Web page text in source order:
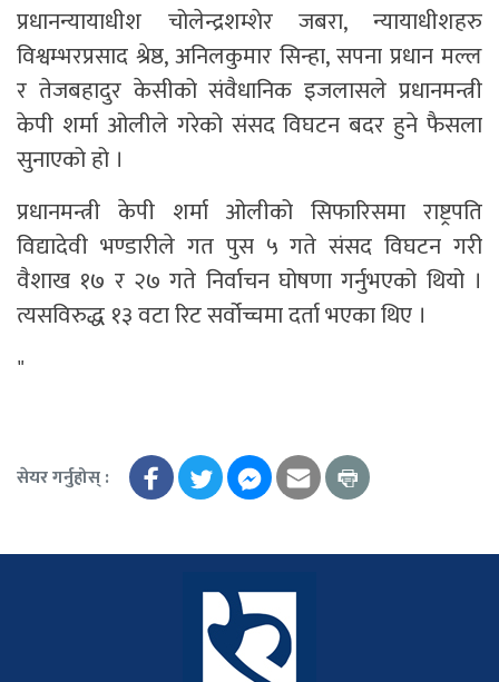
प्रधानन्यायाधीश चोलेन्द्रशम्शेर जबरा, न्यायाधीशहरु
विश्वम्भरप्रसाद श्रेष्ठ, अनिलकुमार सिन्हा, सपना प्रधान मल्ल
र तेजबहादुर केसीको संवैधानिक इजलासले प्रधानमन्त्री
केपी शर्मा ओलीले गरेको संसद विघटन बदर हुने फैसला
सुनाएको हो ।
प्रधानमन्त्री केपी शर्मा ओलीको सिफारिसमा राष्ट्रपति
विद्यादेवी भण्डारीले गत पुस ५ गते संसद विघटन गरी
वैशाख १७ र २७ गते निर्वाचन घोषणा गर्नुभएको थियो ।
त्यसविरुद्ध १३ वटा रिट सर्वोच्चमा दर्ता भएका थिए ।
"
सेयर गर्नुहोस् :